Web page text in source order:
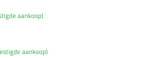
aankoop)
aankoop)